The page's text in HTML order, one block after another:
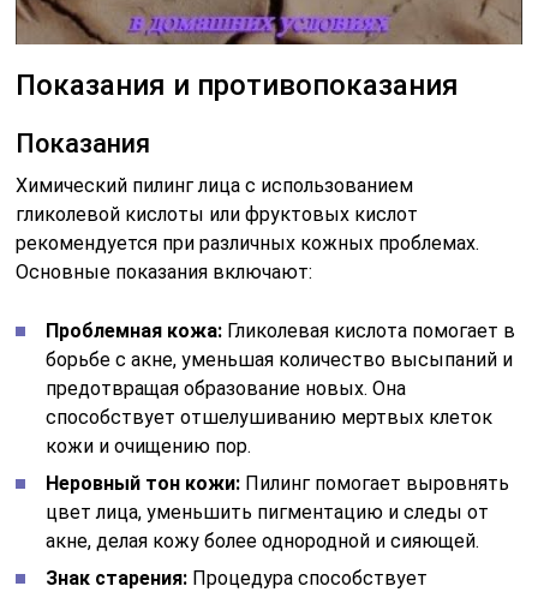
Показания и противопоказания
Показания
Химический пилинг лица с использованием
гликолевой кислоты или фруктовых кислот
рекомендуется при различных кожных проблемах.
Основные показания включают:
Проблемная кожа: Гликолевая кислота помогает в
борьбе с акне, уменьшая количество высыпаний и
предотвращая образование новых. Она
способствует отшелушиванию мертвых клеток
кожи и очищению пор.
Неровный тон кожи: Пилинг помогает выровнять
цвет лица, уменьшить пигментацию и следы от
акне, делая кожу более однородной и сияющей.
Знак старения: Процедура способствует